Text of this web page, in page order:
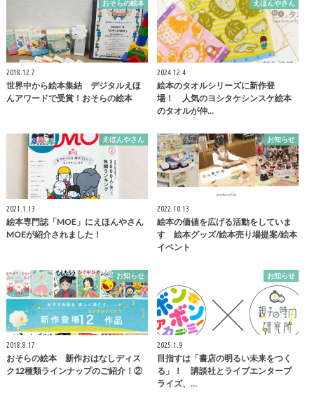
おそらの絵本
2018.12.7
世界中から絵本集結 デジタルえほ
んアワードで受賞！おそらの絵本
えほんやさん
2024.12.4
絵本のタオルシリーズに新作登
場！ 人気のヨシタケシンスケ絵本
のタオルが仲…
えほんやさん
2021.1.13
絵本専門誌「MOE」にえほんやさん
MOEが紹介されました！
お知らせ
2022.10.13
絵本の価値を広げる活動をしていま
す 絵本グッズ/絵本売り場提案/絵本
イベント
お知らせ
2018.8.17
おそらの絵本 新作おはなしディス
ク12種類ラインナップのご紹介！②
お知らせ
2025.1.9
目指すは「書店の明るい未来をつく
る」！ 講談社とライブエンタープ
ライズ、…